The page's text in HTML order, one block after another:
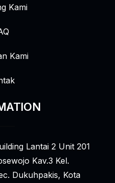
Kami
Kami
Lantai 2 Unit 201
Kav.3 Kel.
Dukuhpakis, Kota